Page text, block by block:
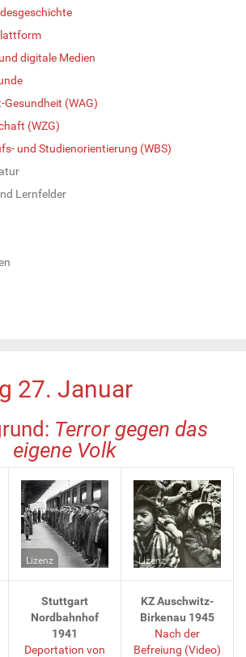
digitale Medien
(WAG)
(WZG)
und Studienorientierung (WBS)
Lernfelder
27. Januar
Terror gegen das
eigene Volk
Lizenz Lizenz
Stuttgart
Nordbahnhof
1941
Deportation von
KZ Auschwitz-
Birkenau 1945
Nach der
Befreiung (Video)